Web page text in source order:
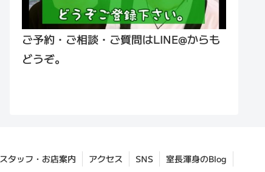
ご予約・ご相談・ご質問はLINE@からも
どうぞ。
スタッフ・お店案内 アクセス SNS 室長渾身のBlog